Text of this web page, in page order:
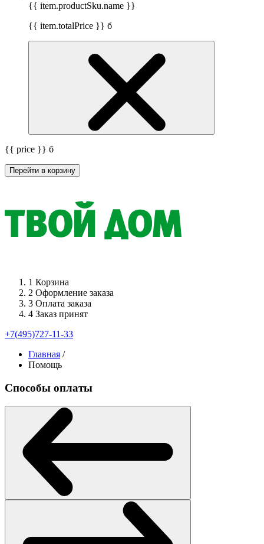
{{ item.productSku.name }}
{{ item.totalPrice }} б
{{ price }} б
Перейти в корзину
1 Корзина
2 Оформление заказа
3 Оплата заказа
4 Заказ принят
+7(495)727-11-33
Главная /
Помощь
Способы оплаты